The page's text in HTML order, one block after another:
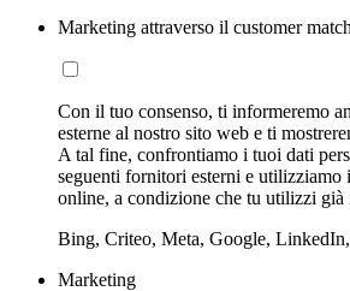
Marketing attraverso il customer match
Con il tuo consenso, ti informeremo
esterne al nostro sito web e ti
A tal fine, confrontiamo i tuoi dati
seguenti fornitori esterni e
online, a condizione che tu utilizzi già
Bing, Criteo, Meta, Google,
Marketing